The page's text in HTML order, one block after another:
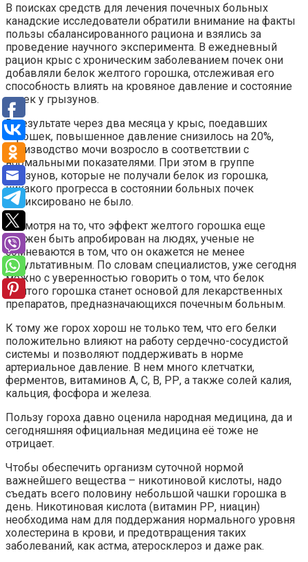
В поисках средств для лечения почечных больных
канадские исследователи обратили внимание на факты
пользы сбалансированного рациона и взялись за
проведение научного эксперимента. В ежедневный
рацион крыс с хроническим заболеванием почек они
добавляли белок желтого горошка, отслеживая его
способность влиять на кровяное давление и состояние
почек у грызунов.
В результате через два месяца у крыс, поедавших
горошек, повышенное давление снизилось на 20%,
производство мочи возросло в соответствии с
нормальными показателями. При этом в группе
грызунов, которые не получали белок из горошка,
никакого прогресса в состоянии больных почек
зафиксировано не было.
Несмотря на то, что эффект желтого горошка еще
должен быть апробирован на людях, ученые не
сомневаются в том, что он окажется не менее
результативным. По словам специалистов, уже сегодня
можно с уверенностью говорить о том, что белок
желтого горошка станет основой для лекарственных
препаратов, предназначающихся почечным больным.
К тому же горох хорош не только тем, что его белки
положительно влияют на работу сердечно-сосудистой
системы и позволяют поддерживать в норме
артериальное давление. В нем много клетчатки,
ферментов, витаминов А, С, В, РР, а также солей калия,
кальция, фосфора и железа.
Пользу гороха давно оценила народная медицина, да и
сегодняшняя официальная медицина её тоже не
отрицает.
Чтобы обеспечить организм суточной нормой
важнейшего вещества – никотиновой кислоты, надо
съедать всего половину небольшой чашки горошка в
день. Никотиновая кислота (витамин РР, ниацин)
необходима нам для поддержания нормального уровня
холестерина в крови, и предотвращения таких
заболеваний, как астма, атеросклероз и даже рак.